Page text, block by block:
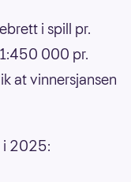
i spill pr.
000 pr.
at vinnersjansen
i 2025: